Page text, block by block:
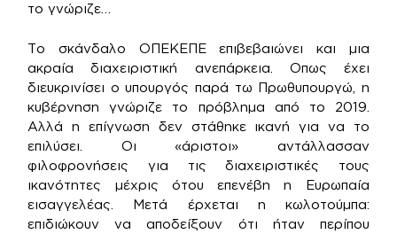
το γνώριζε…
Το σκάνδαλο ΟΠΕΚΕΠΕ επιβεβαιώνει και μια
ακραία διαχειριστική ανεπάρκεια. Οπως έχει
διευκρινίσει ο υπουργός παρά τω Πρωθυπουργώ, η
κυβέρνηση γνώριζε το πρόβλημα από το 2019.
Αλλά η επίγνωση δεν στάθηκε ικανή για να το
επιλύσει. Οι «άριστοι» αντάλλασσαν
φιλοφρονήσεις για τις διαχειριστικές τους
ικανότητες μέχρις ότου επενέβη η Ευρωπαία
εισαγγελέας. Μετά έρχεται η κωλοτούμπα:
επιδιώκουν να αποδείξουν ότι ήταν περίπου